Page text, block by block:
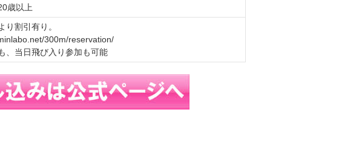
歳以上
り割引有り。
300m/reservation/
、当日飛び入り参加も可能